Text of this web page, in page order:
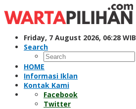
to
content
Friday, 7 August 2026, 06:28 WIB
Search
HOME
Informasi Iklan
Kontak Kami
Facebook
Twitter